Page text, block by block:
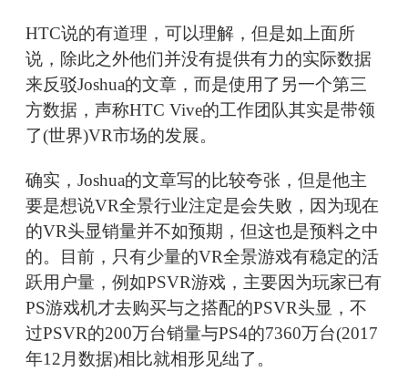
HTC说的有道理，可以理解，但是如上面所
说，除此之外他们并没有提供有力的实际数据
来反驳Joshua的文章，而是使用了另一个第三
方数据，声称HTC Vive的工作团队其实是带领
了(世界)VR市场的发展。
确实，Joshua的文章写的比较夸张，但是他主
要是想说VR全景行业注定是会失败，因为现在
的VR头显销量并不如预期，但这也是预料之中
的。目前，只有少量的VR全景游戏有稳定的活
跃用户量，例如PSVR游戏，主要因为玩家已有
PS游戏机才去购买与之搭配的PSVR头显，不
过PSVR的200万台销量与PS4的7360万台(2017
年12月数据)相比就相形见绌了。